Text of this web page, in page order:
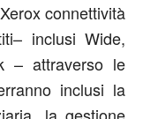
connettività
inclusi Wide,
– attraverso le
inclusi la